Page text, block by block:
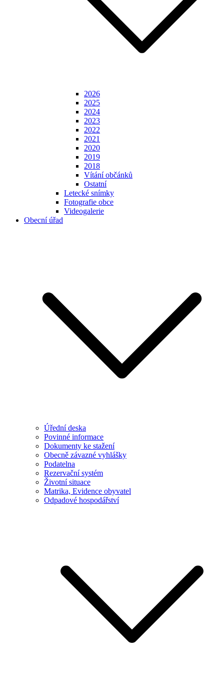
2026
2025
2024
2023
2022
2021
2020
2019
2018
Vítání občánků
Ostatní
Letecké snímky
Fotografie obce
Videogalerie
Obecní úřad
Úřední deska
Povinné informace
Dokumenty ke stažení
Obecně závazné vyhlášky
Podatelna
Rezervační systém
Životní situace
Matrika, Evidence obyvatel
Odpadové hospodářství